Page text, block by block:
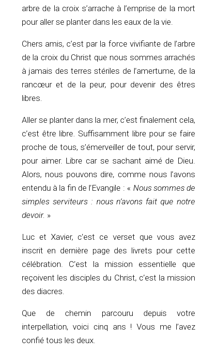
arbre de la croix s’arrache à l’emprise de la mort
pour aller se planter dans les eaux de la vie.
Chers amis, c’est par la force vivifiante de l’arbre
de la croix du Christ que nous sommes arrachés
à jamais des terres stériles de l’amertume, de la
rancœur et de la peur, pour devenir des êtres
libres.
Aller se planter dans la mer, c’est finalement cela,
c’est être libre. Suffisamment libre pour se faire
proche de tous, s’émerveiller de tout, pour servir,
pour aimer. Libre car se sachant aimé de Dieu.
Alors, nous pouvons dire, comme nous l’avons
entendu à la fin de l’Evangile : « Nous sommes de
simples serviteurs : nous n’avons fait que notre
devoir. »
Luc et Xavier, c’est ce verset que vous avez
inscrit en dernière page des livrets pour cette
célébration. C’est la mission essentielle que
reçoivent les disciples du Christ, c’est la mission
des diacres.
Que de chemin parcouru depuis votre
interpellation, voici cinq ans ! Vous me l’avez
confié tous les deux.